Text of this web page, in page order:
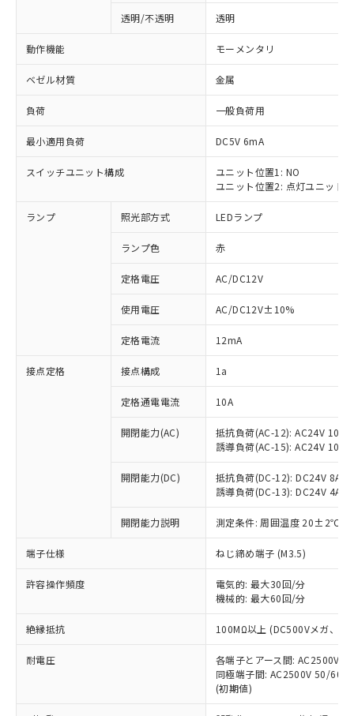
透明/不透明 透明
動作機能 モーメンタリ
ベゼル材質 金属
負荷 一般負荷用
最小適用負荷 DC5V 6mA
スイッチユニット構成
ユニット位置1: NO
ユニット位置2: 点灯ユニット
ランプ 照光部方式 LEDランプ
ランプ色 赤
定格電圧 AC/DC12V
使用電圧 AC/DC12V±10%
定格電流 12mA
接点定格 接点構成 1a
定格通電電流 10A
開閉能力(AC)
抵抗負荷(AC-12): AC24V 10A/
誘導負荷(AC-15): AC24V
開閉能力(DC)
抵抗負荷(DC-12): DC24V 8A/
誘導負荷(DC-13): DC24V 4A/
開閉能力説明 測定条件: 周囲温度 20±2℃、
端子仕様 ねじ締め端子 (M3.5)
許容操作頻度
電気的: 最大30回/分
機械的: 最大60回/分
絶縁抵抗 100MΩ以上 (DC500Vメガ、点
耐電圧
各端子とアース間: AC2500V
同極端子間: AC2500V 50/
(初期値)
ご利用条件
以下の条件をお読みいただき、同意のうえ
ご利用ください。
本サービスは、当社制御機器事業取扱
商品の当社在庫状況および標準価格
(税抜)を提供させていただくもので
当社制御機器事業取扱商品の中には、
本サービスの対象外となる商品もある
ことをご了承ください。
在庫状況および標準価格照会結果は、
記載している更新日時点での社内デー
タに基づき作成されるものであり、閲
覧された時点での実際の在庫および標
準価格とは異なる場合があることをご
※1 対応状況
対応済み：EU RoHS指令（10物質）の
非含有に対応した製品が提供可能な商品で
対応予定：EU RoHS指令（10物質）の非含
有に対応した製品に切り替える予定のある
対応予定なし：EU RoHS指令（10物質）の
非含有に非対応の商品で、対応品を出す予
定はありません。
調査・確認中：EU RoHS指令（10物質）の
非含有の対応状況を調査中または確認中の
非該当品：ライセンス料など無形物で、有
害物質有無と関係のない商品です。
仕入先様の事情により、非含有部品として
いたものが、含有品と判明した場合などや
むを得ず変更することがあります。
鉛(Pb) 1000ppm以下、 水銀(Hg) 1000ppm以下、 カド
六価クロム(Cr(Ⅵ)) 1000ppm以下、ポリ臭化ビフェニル
類(PBB) 1000ppm以下、ポリ臭化ジフェニルエーテル類
(PBDE) 1000ppm以下、フタル酸ビス(2-エチルヘキシ
※1 中国RoHS○×表
「○」：最大均質材料含有率が中国RoHSの
基準値以下であることを示します。
「×」：最大均質材料含有率が中国RoHSの
基準値を超えていることを示します。
「－」：未確認です。当社販売部門へお問
い合わせください。
*中国RoHS10物質の基準値 (GB/T26572)：
Pb(鉛) :1000ppm、 Hg(水銀) : 1000ppm、 Cd(カドミウ
Cr(Ⅵ)(六価クロム) : 1000ppm、 PBBs(ポリ臭化ビフェ
当社は、これら貴社製品のうち、外国
為替および外国貿易法に定める商品
（以下｢規制貨物等」という）を輸出
国政府の輸出許可(または役務取引許
可)を取得するなどの必要な手続きを